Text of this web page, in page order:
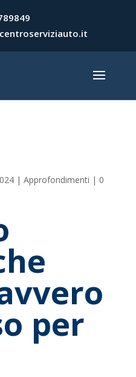
| Approfondimenti | 0
per